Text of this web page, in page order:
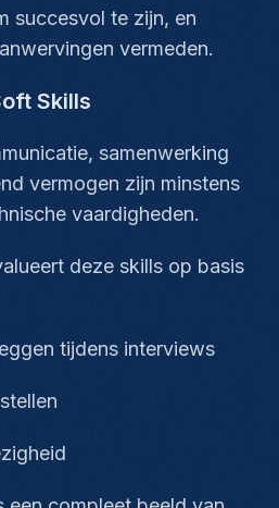
succesvol te zijn, en
vermeden.
Skills
samenwerking
vermogen zijn minstens
vaardigheden.
deze skills op basis
tijdens interviews